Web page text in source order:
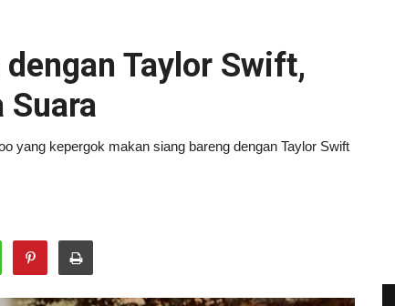
Taylor Swift,
Suara
yang kepergok makan siang bareng dengan Taylor Swift